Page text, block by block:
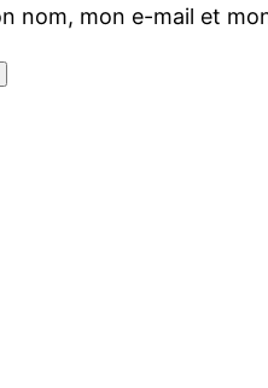
nom, mon e-mail et